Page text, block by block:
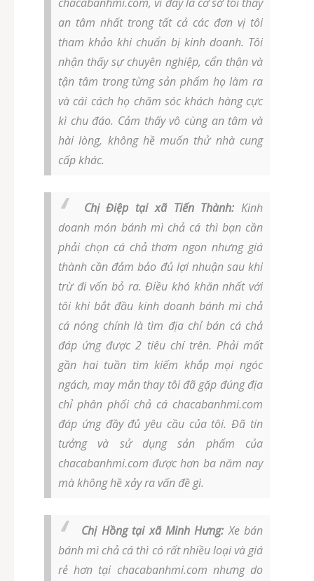
an tâm nhất trong tất cả các đơn vị tôi
tham khảo khi chuẩn bị kinh doanh. Tôi
nhận thấy sự chuyên nghiệp, cẩn thận và
tận tâm trong từng sản phẩm họ làm ra
và cái cách họ chăm sóc khách hàng cực
kì chu đáo. Cảm thấy vô cùng an tâm và
hài lòng, không hề muốn thử nhà cung
cấp khác.
Chị Điệp tại xã Tiến Thành: Kinh
doanh món bánh mì chả cá thì bạn cần
phải chọn cá chả thơm ngon nhưng giá
thành cần đảm bảo đủ lợi nhuận sau khi
trừ đi vốn bỏ ra. Điều khó khăn nhất với
tôi khi bắt đầu kinh doanh bánh mì chả
cá nóng chính là tìm địa chỉ bán cá chả
đáp ứng được 2 tiêu chí trên. Phải mất
gần hai tuần tìm kiếm khắp mọi ngóc
ngách, may mắn thay tôi đã gặp đúng địa
chỉ phân phối chả cá chacabanhmi.com
đáp ứng đầy đủ yêu cầu của tôi. Đã tin
tưởng và sử dụng sản phẩm của
chacabanhmi.com được hơn ba năm nay
mà không hề xảy ra vấn đề gì.
Chị Hồng tại xã Minh Hưng: Xe bán
bánh mì chả cá thì có rất nhiều loại và giá
rẻ hơn tại chacabanhmi.com nhưng do